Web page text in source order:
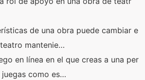
de una obra puede cambiar e
mantenie…
en línea en el que creas a una per
como es…